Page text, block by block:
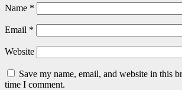
Name *
Email *
Website
Save my name, email, and website in this
time I comment.